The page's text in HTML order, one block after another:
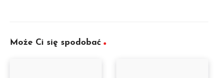
Może Ci się spodobać